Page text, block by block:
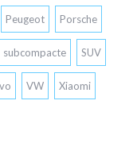
Peugeot Porsche
subcompacte SUV
VW Xiaomi